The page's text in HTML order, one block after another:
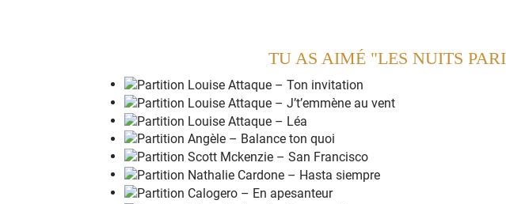
Moi j'vistoujours des soirées parisiennes
Et j'voudraisvivre dessoirées belles à
Et j'vist oujours dessoirées pari siennes
Et j'voudraisvivre dess oirées belles àS ienne
TU AS AIMÉ "LES NUITS